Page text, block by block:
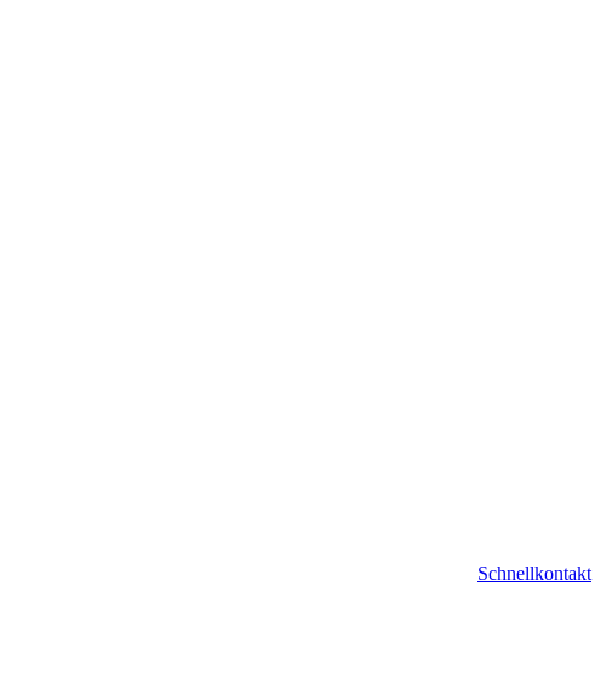
Schnellkontakt